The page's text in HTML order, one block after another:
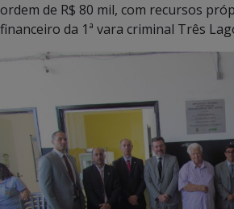
ordem de R$ 80 mil, com recursos
financeiro da 1ª vara criminal Três